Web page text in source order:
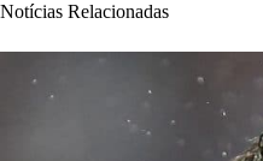
Notícias Relacionadas